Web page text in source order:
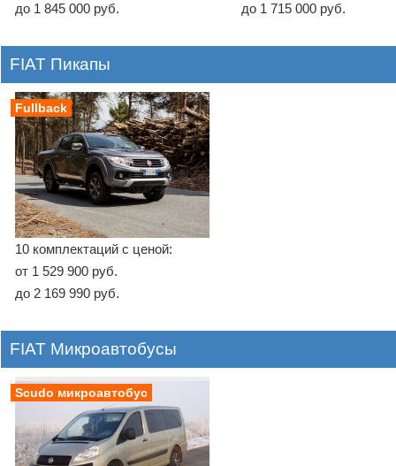
до 1 845 000 руб.
до 1 715 000 руб.
FIAT Пикапы
Fullback
10 комплектаций с ценой:
от 1 529 900 руб.
до 2 169 990 руб.
FIAT Микроавтобусы
Scudo микроавтобус